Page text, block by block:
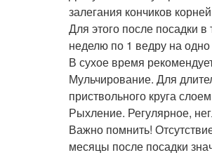
залегания кончиков
Для этого после посадки
неделю по 1 ведру на
В сухое время
Мульчирование. Для
приствольного круга
Рыхление. Регулярное,
Важно помнить!
месяцы после посадки